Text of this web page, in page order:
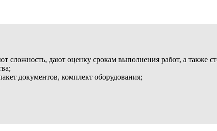
дают оценку срокам выполнения работ, а также
документов, комплект оборудования;